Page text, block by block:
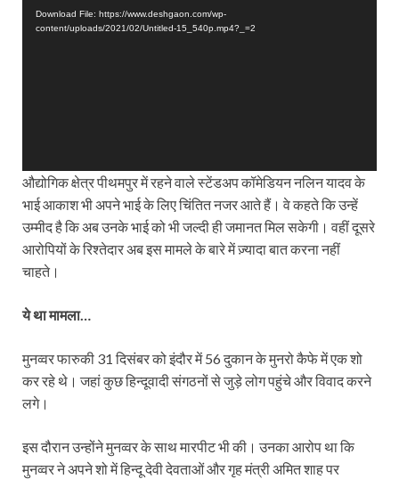
Download File: https://www.deshgaon.com/wp-
content/uploads/2021/02/Untitled-15_540p.mp4?_=2
औद्योगिक क्षेत्र पीथमपुर में रहने वाले स्टेंडअप कॉमेडियन नलिन यादव के
भाई आकाश भी अपने भाई के लिए चिंतित नजर आते हैं। वे कहते कि उन्हें
उम्मीद है कि अब उनके भाई को भी जल्दी ही जमानत मिल सकेगी। वहीं दूसरे
आरोपियों के रिश्तेदार अब इस मामले के बारे में ज़्यादा बात करना नहीं
चाहते।
ये था मामला…
मुनव्वर फारुकी 31 दिसंबर को इंदौर में 56 दुकान के मुनरो कैफे में एक शो
कर रहे थे। जहां कुछ हिन्दूवादी संगठनों से जुड़े लोग पहुंचे और विवाद करने
लगे।
इस दौरान उन्होंने मुनव्वर के साथ मारपीट भी की। उनका आरोप था कि
मुनव्वर ने अपने शो में हिन्दू देवी देवताओं और गृह मंत्री अमित शाह पर